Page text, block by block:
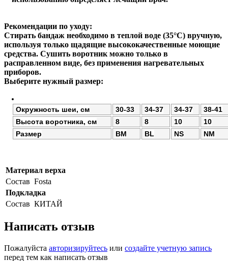
Рекомендации по уходу:
Стирать бандаж необходимо в теплой воде (35°С) вручную,
используя только щадящие высококачественные моющие
средства. Сушить воротник можно только в
расправленном виде, без применения нагревательных
приборов.
Выберите нужный размер:
Окружность шеи, см 30-33 34-37 34-37
38-41
Высота воротника, см
8 8 10
10
Размер
BM BL NS NM
Материал верха
Состав Fosta
Подкладка
Состав КИТАЙ
Написать отзыв
Пожалуйста авторизируйтесь или создайте учетную запись
перед тем как написать отзыв